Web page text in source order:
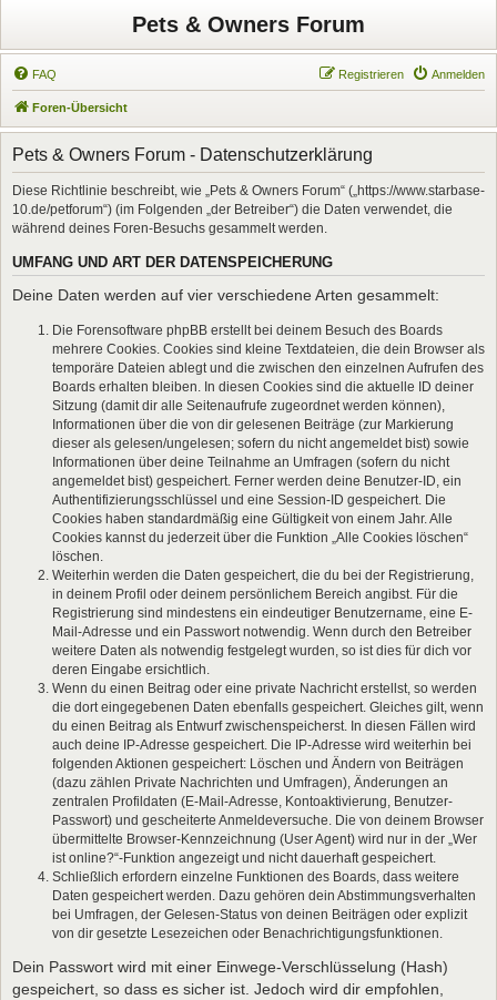
Pets & Owners Forum
FAQ Anmelden
Registrieren
Foren-Übersicht
Pets & Owners Forum - Datenschutzerklärung
Diese Richtlinie beschreibt, wie „Pets & Owners Forum“ („https://www.starbase-
10.de/petforum“) (im Folgenden „der Betreiber“) die Daten verwendet, die
während deines Foren-Besuchs gesammelt werden.
UMFANG UND ART DER DATENSPEICHERUNG
Deine Daten werden auf vier verschiedene Arten gesammelt:
Die Forensoftware phpBB erstellt bei deinem Besuch des Boards
mehrere Cookies. Cookies sind kleine Textdateien, die dein Browser als
temporäre Dateien ablegt und die zwischen den einzelnen Aufrufen des
Boards erhalten bleiben. In diesen Cookies sind die aktuelle ID deiner
Sitzung (damit dir alle Seitenaufrufe zugeordnet werden können),
Informationen über die von dir gelesenen Beiträge (zur Markierung
dieser als gelesen/ungelesen; sofern du nicht angemeldet bist) sowie
Informationen über deine Teilnahme an Umfragen (sofern du nicht
angemeldet bist) gespeichert. Ferner werden deine Benutzer-ID, ein
Authentifizierungsschlüssel und eine Session-ID gespeichert. Die
Cookies haben standardmäßig eine Gültigkeit von einem Jahr. Alle
Cookies kannst du jederzeit über die Funktion „Alle Cookies löschen“
löschen.
Weiterhin werden die Daten gespeichert, die du bei der Registrierung,
in deinem Profil oder deinem persönlichem Bereich angibst. Für die
Registrierung sind mindestens ein eindeutiger Benutzername, eine E-
Mail-Adresse und ein Passwort notwendig. Wenn durch den Betreiber
weitere Daten als notwendig festgelegt wurden, so ist dies für dich vor
deren Eingabe ersichtlich.
Wenn du einen Beitrag oder eine private Nachricht erstellst, so werden
die dort eingegebenen Daten ebenfalls gespeichert. Gleiches gilt, wenn
du einen Beitrag als Entwurf zwischenspeicherst. In diesen Fällen wird
auch deine IP-Adresse gespeichert. Die IP-Adresse wird weiterhin bei
folgenden Aktionen gespeichert: Löschen und Ändern von Beiträgen
(dazu zählen Private Nachrichten und Umfragen), Änderungen an
zentralen Profildaten (E-Mail-Adresse, Kontoaktivierung, Benutzer-
Passwort) und gescheiterte Anmeldeversuche. Die von deinem Browser
übermittelte Browser-Kennzeichnung (User Agent) wird nur in der „Wer
ist online?“-Funktion angezeigt und nicht dauerhaft gespeichert.
Schließlich erfordern einzelne Funktionen des Boards, dass weitere
Daten gespeichert werden. Dazu gehören dein Abstimmungsverhalten
bei Umfragen, der Gelesen-Status von deinen Beiträgen oder explizit
von dir gesetzte Lesezeichen oder Benachrichtigungsfunktionen.
Dein Passwort wird mit einer Einwege-Verschlüsselung (Hash)
gespeichert, so dass es sicher ist. Jedoch wird dir empfohlen,